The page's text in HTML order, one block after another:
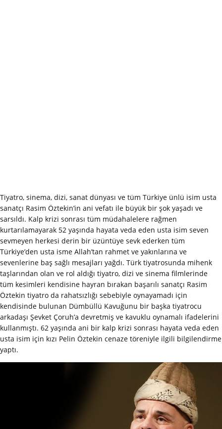
Tiyatro, sinema, dizi, sanat dünyası ve tüm Türkiye ünlü isim usta
sanatçı Rasim Öztekin’in ani vefatı ile büyük bir şok yaşadı ve
sarsıldı. Kalp krizi sonrası tüm müdahalelere rağmen
kurtarılamayarak 52 yaşında hayata veda eden usta isim seven
sevmeyen herkesi derin bir üzüntüye sevk ederken tüm
Türkiye’den usta isme Allah’tan rahmet ve yakınlarına ve
sevenlerine baş sağlı mesajları yağdı. Türk tiyatrosunda mihenk
taşlarından olan ve rol aldığı tiyatro, dizi ve sinema filmlerinde
tüm kesimleri kendisine hayran bırakan başarılı sanatçı Rasim
Öztekin tiyatro da rahatsızlığı sebebiyle oynayamadı için
kendisinde bulunan Dümbüllü Kavuğunu bir başka tiyatrocu
arkadaşı Şevket Çoruh’a devretmiş ve kavuklu oynamalı ifadelerini
kullanmıştı. 62 yaşında ani bir kalp krizi sonrası hayata veda eden
usta isim için kızı Pelin Öztekin cenaze töreniyle ilgili bilgilendirme
yaptı.